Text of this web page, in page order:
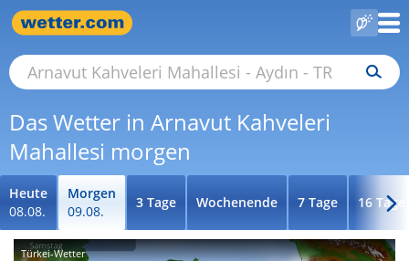
Das Wetter in Arnavut Kahveleri
Mahallesi morgen
Heute
08.08.
Morgen
09.08.
3 Tage Wochenende 7 Tage 16 Tage
Türkei-Wetter